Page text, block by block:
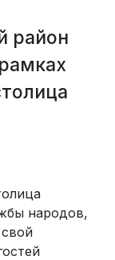
район
народов,